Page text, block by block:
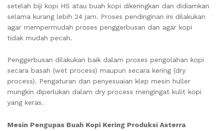
setelah biji kopi HS atau buah kopi dikeringkan dan didiamkan
selama kurang lebih 24 jam. Proses pendinginan ini dilakukan
agar mempermudah proses penggerbusan dan agar kopi
tidak mudah pecah.
Penggerbusan dilakukan baik dalam proses pengolahan kopi
secara basah (wet process) maupun secara kering (dry
process). Pengaturan dan penyesuaian klep mesin huller
mungkin diperlukan dalam dry process mengingat kulit kopi
yang keras.
Mesin Pengupas Buah Kopi Kering Produksi Asterra